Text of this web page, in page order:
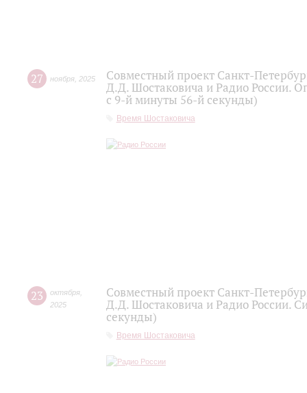
27 ноября 2025
Совместный проект Санкт-
Д.Д. Шостаковича и Радио России.
с 9-й минуты 56-й секунды)
Время Шостаковича
23 октября
2025
Совместный проект Санкт-
Д.Д. Шостаковича и Радио России.
секунды)
Время Шостаковича